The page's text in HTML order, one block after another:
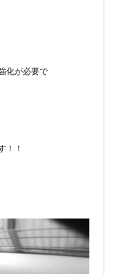
化が必要で
！！